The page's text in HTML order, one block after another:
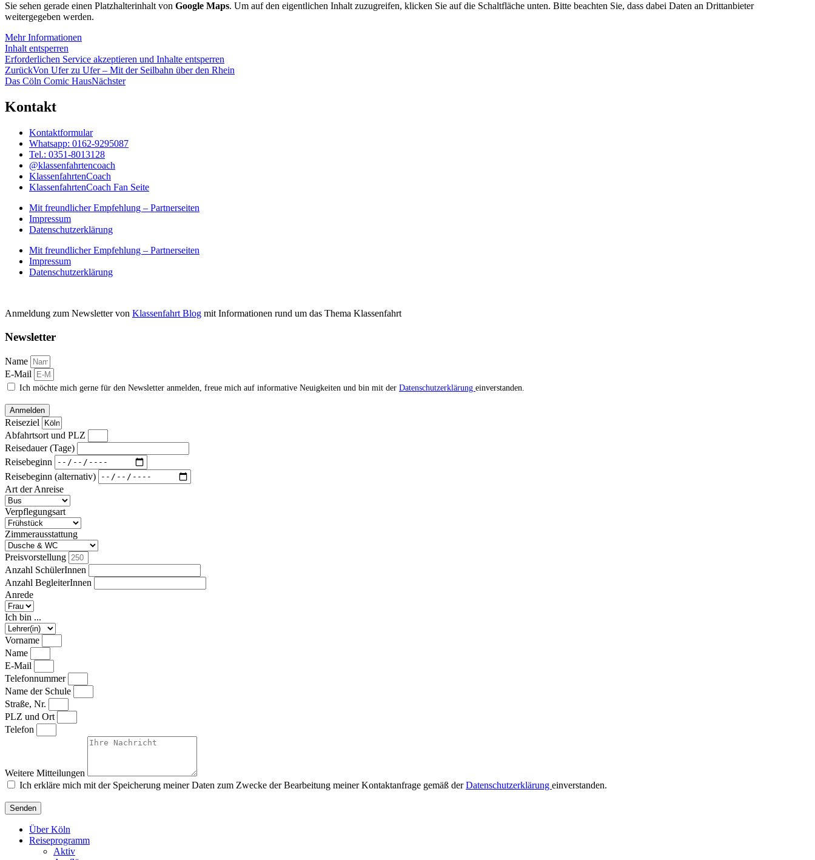
Sie sehen gerade einen Platzhalterinhalt von Google Maps. Um auf den eigentlichen Inhalt zuzugreifen, klicken Sie auf die Schaltfläche unten. Bitte beachten Sie, dass dabei Daten an Drittanbieter
weitergegeben werden.
Mehr Informationen
Inhalt entsperren
Erforderlichen Service akzeptieren und Inhalte entsperren
ZurückVon Ufer zu Ufer – Mit der Seilbahn über den Rhein
Das Cöln Comic HausNächster
Kontakt
Kontaktformular
Whatsapp: 0162-9295087
Tel.: 0351-8013128
@klassenfahrtencoach
KlassenfahrtenCoach
KlassenfahrtenCoach Fan Seite
Mit freundlicher Empfehlung – Partnerseiten
Impressum
Datenschutzerklärung
Mit freundlicher Empfehlung – Partnerseiten
Impressum
Datenschutzerklärung
Anmeldung zum Newsletter von Klassenfahrt Blog mit Informationen rund um das Thema Klassenfahrt
Newsletter
Name
E-Mail
Ich möchte mich gerne für den Newsletter anmelden, freue mich auf informative Neuigkeiten und bin mit der Datenschutzerklärung einverstanden.
Anmelden
Reiseziel
Abfahrtsort und PLZ
Reisedauer (Tage)
Reisebeginn
Reisebeginn (alternativ)
Art der Anreise
Verpflegungsart
Zimmerausstattung
Preisvorstellung
Anzahl SchülerInnen
Anzahl BegleiterInnen
Anrede
Ich bin ...
Vorname
Name
E-Mail
Telefonnummer
Name der Schule
Straße, Nr.
PLZ und Ort
Telefon
Weitere Mitteilungen
Ich erkläre mich mit der Speicherung meiner Daten zum Zwecke der Bearbeitung meiner Kontaktanfrage gemäß derDatenschutzerklärung einverstanden.
Senden
Über Köln
Reiseprogramm
Aktiv